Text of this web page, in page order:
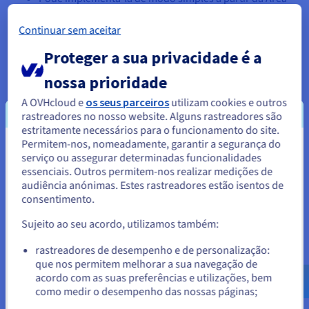
Otimização SEO: cada subdomínio configurado é
considerado como um site de pleno direito pelos
motores de busca.
5. Que oferta de alojamento escolher em função
das necessidades em subdomínios?
Os subdomínios são alias do seu domínio principal. Eles
podem ser administrados a partir da secção «Multisite» da
Área de Cliente OVHcloud.
O seu domínio principal contém três alias:
meudominio.com
www.meudominio.com
Parece que está localizado em
Estados Unidos.
Para encomendar a partir de Estados Unidos, terá de consultar e
Aceder ao website do Estados Unidos
us.ovhcloud.com/
Inglês USD - $
ou
Continuar sem aceitar
Proteger a sua privacidade é a
nossa prioridade
A OVHcloud e os seus parceirosutilizam cookies e outros
rastreadores no nosso website. Alguns rastreadores são
estritamente necessários para o funcionamento do site.
Permitem-nos, nomeadamente, garantir a segurança do
serviço ou assegurar determinadas funcionalidades
essenciais. Outros permitem-nos realizar medições de
audiência anónimas. Estes rastreadores estão isentos de
consentimento.
Sujeito ao seu acordo, utilizamos também:
rastreadores de desempenho e de personalização:
que nos permitem melhorar a sua navegação de
acordo com as suas preferências e utilizações, bem
como medir o desempenho das nossas páginas;